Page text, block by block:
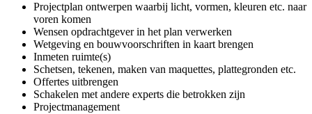
Projectplan ontwerpen waarbij licht, vormen, kleuren etc. naar
voren komen
Wensen opdrachtgever in het plan verwerken
Wetgeving en bouwvoorschriften in kaart brengen
Inmeten ruimte(s)
Schetsen, tekenen, maken van maquettes, plattegronden etc.
Offertes uitbrengen
Schakelen met andere experts die betrokken zijn
Projectmanagement